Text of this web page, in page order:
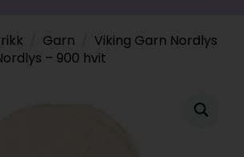
Garn
Viking Garn Nordlys
– 900 hvit